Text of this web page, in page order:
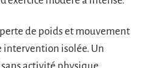
de poids et mouvement
intervention isolée. Un
activité physique